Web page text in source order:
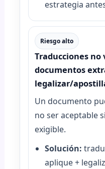
estrategia
Riesgo alto
Traducciones no
documentos
legalizar/
Un documento
no ser aceptable
exigible.
Solución:
aplique +